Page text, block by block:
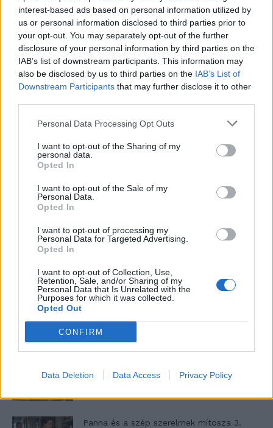
interest-based ads based on personal information utilized by
us or personal information disclosed to third parties prior to
your opt-out. You may separately opt-out of the further
disclosure of your personal information by third parties on the
IAB’s list of downstream participants. This information may
also be disclosed by us to third parties on the IAB’s List of
Downstream Participants that may further disclose it to other
Personal Data Processing Opt Outs
I want to opt-out of the Sharing of my
personal data.
Opted In
I want to opt-out of the Sale of my
Personal Data.
Opted In
I want to opt-out of processing my
Personal Data for Targeted Advertising.
Opted In
I want to opt-out of Collection, Use,
Retention, Sale, and/or Sharing of my
Personal Data that Is Unrelated with the
Purposes for which it was collected.
Opted Out
CONFIRM
Data Deletion Data Access Privacy Policy
T. szereti a fiatal lányokat 14. rész
Pedig szóltam… – Miért nem hiszünk a
nőknek, amikor segítséget kérnek?
A legidegesítőbb kifejezések laza
gyűjteménye
Elyna Robbs: Adéle és az örökölt árnyak
13. rész
Panna és a szép szerelmek mítosza 3.